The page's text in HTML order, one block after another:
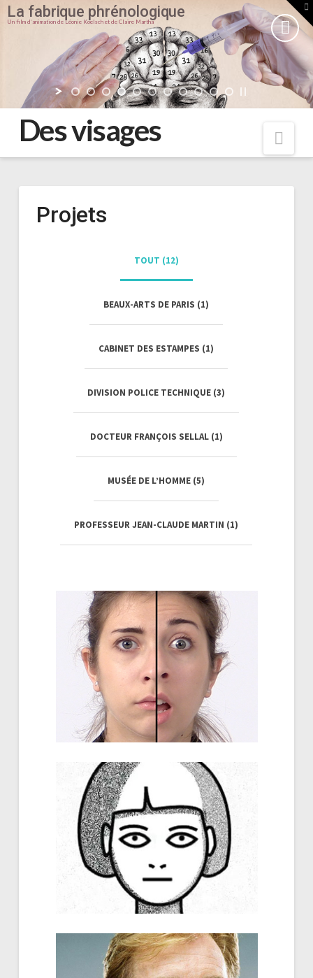
La fabrique phrénologique
Un film d’animation de Léonie Koelsch et de Claire Martha
Des visages
Projets
TOUT (12)
BEAUX-ARTS DE PARIS (1)
CABINET DES ESTAMPES (1)
DIVISION POLICE TECHNIQUE (3)
DOCTEUR FRANÇOIS SELLAL (1)
MUSÉE DE L’HOMME (5)
PROFESSEUR JEAN-CLAUDE MARTIN (1)
Expressions en jeu
Coline Aubert...
Sans expression